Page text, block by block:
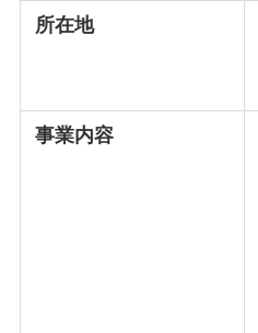
所在地
事業内容